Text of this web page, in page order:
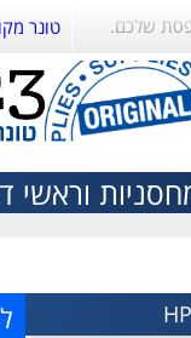
שלכם. טונר
וראשי